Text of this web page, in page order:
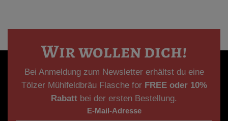
Wir wollen dich!
Bei Anmeldung zum Newsletter erhältst du eine
Tölzer Mühlfeldbräu Flasche for FREE oder 10%
Rabatt bei der ersten Bestellung.
E-Mail-Adresse